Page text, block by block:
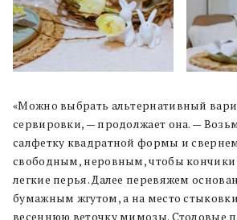
«Можно выбрать альтернативный
сервировки, — продолжает она. —
салфетку квадратной формы и
свободным, неровным, чтобы
легкие перья. Далее перевяжем
бумажным жгутом, а на место
весеннюю веточку мимозы. Столовые